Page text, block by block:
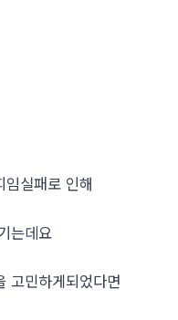
실패로 인해
는데요
고민하게되었다면